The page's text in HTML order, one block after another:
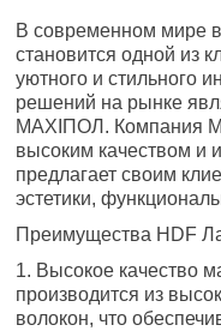
В современном мире
становится одной из
уютного и стильного
решений на рынке
MAXIПОЛ. Компания
высоким качеством и
предлагает своим
эстетики,
Преимущества HDF
1. Высокое качество
производится из
волокон, что